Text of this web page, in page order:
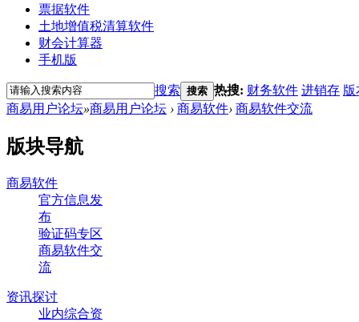
票据软件
土地增值税清算软件
财会计算器
手机版
搜索 搜索 热搜: 财务软件 进销存 版
商易用户论坛»商易用户论坛 › 商易软件› 商易软件交流
版块导航
商易软件
官方信息发
布
验证码专区
商易软件交
流
资讯探讨
业内综合资